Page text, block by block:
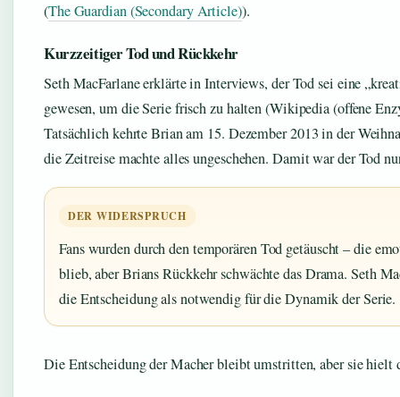
(The Guardian (Secondary Article)).
Kurzzeitiger Tod und Rückkehr
Seth MacFarlane erklärte in Interviews, der Tod sei eine
gewesen, um die Serie frisch zu halten (Wikipedia (offene
Tatsächlich kehrte Brian am 15. Dezember 2013 in der
die Zeitreise machte alles ungeschehen. Damit war der Tod
DER WIDERSPRUCH
Fans wurden durch den temporären Tod getäuscht – die
blieb, aber Brians Rückkehr schwächte das Drama. Seth
die Entscheidung als notwendig für die Dynamik der Serie.
Die Entscheidung der Macher bleibt umstritten, aber sie hielt